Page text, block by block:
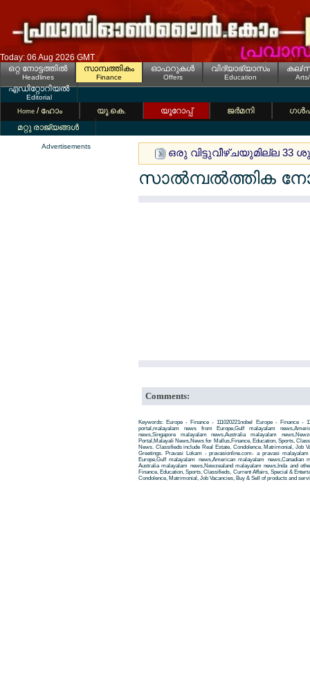
Today: 06 Aug 2026 GMT
ഒറ്റ നോട്ടത്തില്‍
Headlines
സാമ്പത്തികം
Finance
ഓഫറുകള്‍
Offers
വിദ്യാഭ്യാസം
Education
കല/
എഡിറ്റോറിയല്‍
Editorial
Home / ഹോം യൂ.കെ. യൂറോപ്പ് ജര്‍മനി
മറ്റു രാജ്യങ്ങള്‍
Advertisements
ഒരു വിട്ടുവീഴ്ചയുമില്ല
സാല്‍മ്പല്‍ത്തിക
Comments:
Keywords: Europe - Finance - 111020221nobel Europe - Finance -
portal,malayalam news from Europe,Gulf malayalam
news,Singapore malayalam news,Australia malayalam
Portal,Malayali News,News for Mallus,Finance, Education, Sports,
News. Classifieds include Real Estate, Condolence, Matrimonial, Job
Greetings. Pravasi Lokam - pravasionline.com- a pravasi
Europe,Gulf malayalam news,American malayalam news,Canadian
Australia malayalam news,Newzealand malayalam news,Inda and
Finance, Education, Sports, Classifieds, Current Affairs, Special &
Condolence, Matrimonial, Job Vacancies, Buy & Sell of products and